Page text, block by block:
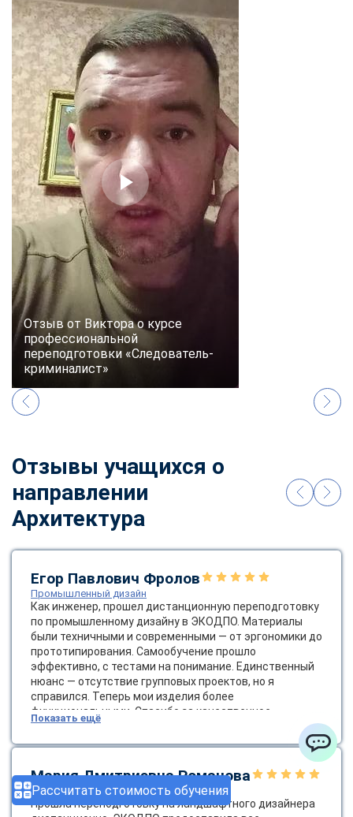
Рассчитать стоимость обучения
Отзыв от Виктора о курсе
профессиональной
переподготовки «Следователь-
криминалист»
Отзывы учащихся о
направлении
Архитектура
Егор Павлович Фролов
Промышленный дизайн
Как инженер, прошел дистанционную переподготовку
по промышленному дизайну в ЭКОДПО. Материалы
были техничными и современными — от эргономики до
прототипирования. Самообучение прошло
эффективно, с тестами на понимание. Единственный
нюанс — отсутствие групповых проектов, но я
справился. Теперь мои изделия более
функциональными. Спасибо за качественное
образование! Было бы круто ввести групповые
онлайн-проекты.
Показать ещё
Мария Дмитриевна Романова
Ландшафтный дизайнер
Прошла переподготовку на ландшафтного дизайнера
ChatApp
online
Мессенджеры
Свяжитесь с нами через любой удобный мессенджер!
Telegram WhatsApp
Vkontakte
Max